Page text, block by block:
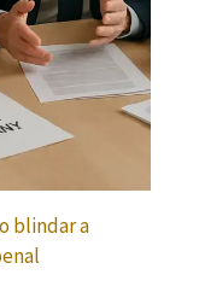
blindar a